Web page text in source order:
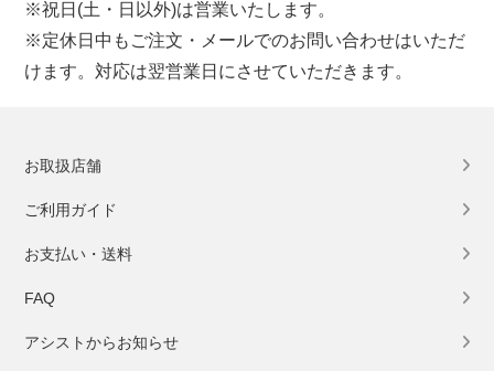
※祝日(土・日以外)は営業いたします。
※定休日中もご注文・メールでのお問い合わせはいただ
けます。対応は翌営業日にさせていただきます。
お取扱店舗
ご利用ガイド
お支払い・送料
FAQ
アシストからお知らせ